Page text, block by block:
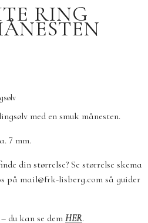
RING
med en smuk månesten.
7 mm.
din størrelse? Se størrelse skema
på mail@frk-lisberg.com så guider
du kan se dem HER.